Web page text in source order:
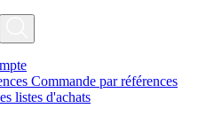
Commande par références
listes d'achats